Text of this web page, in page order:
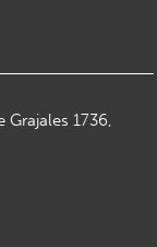
Grajales 1736,